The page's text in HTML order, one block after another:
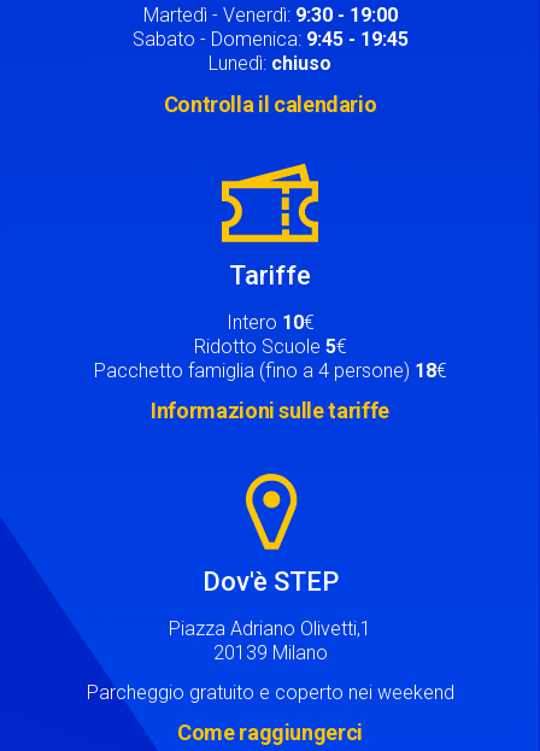
Martedì - Venerdì: 9:30 - 19:00
Sabato - Domenica: 9:45 - 19:45
Lunedì: chiuso
Controlla il calendario
Tariffe
Intero 10€
Ridotto Scuole 5€
Pacchetto famiglia (fino a 4 persone) 18€
Informazioni sulle tariffe
Dov'è STEP
Piazza Adriano Olivetti,1
20139 Milano
Parcheggio gratuito e coperto nei weekend
Come raggiungerci